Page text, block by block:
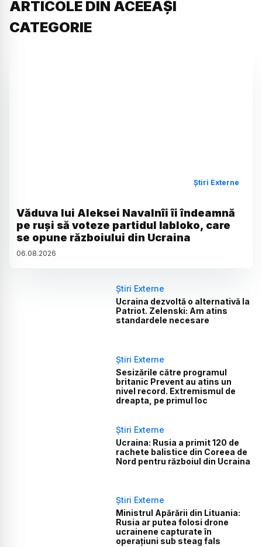
ARTICOLE DIN ACEEAȘI
CATEGORIE
Știri Externe
Văduva lui Aleksei Navalnîi îi îndeamnă
pe ruși să voteze partidul Iabloko, care
se opune războiului din Ucraina
06.08.2026
Știri Externe
Ucraina dezvoltă o alternativă la
Patriot. Zelenski: Am atins
standardele necesare
Știri Externe
Sesizările către programul
britanic Prevent au atins un
nivel record. Extremismul de
dreapta, pe primul loc
Știri Externe
Ucraina: Rusia a primit 120 de
rachete balistice din Coreea de
Nord pentru războiul din Ucraina
Știri Externe
Ministrul Apărării din Lituania:
Rusia ar putea folosi drone
ucrainene capturate în
operațiuni sub steag fals